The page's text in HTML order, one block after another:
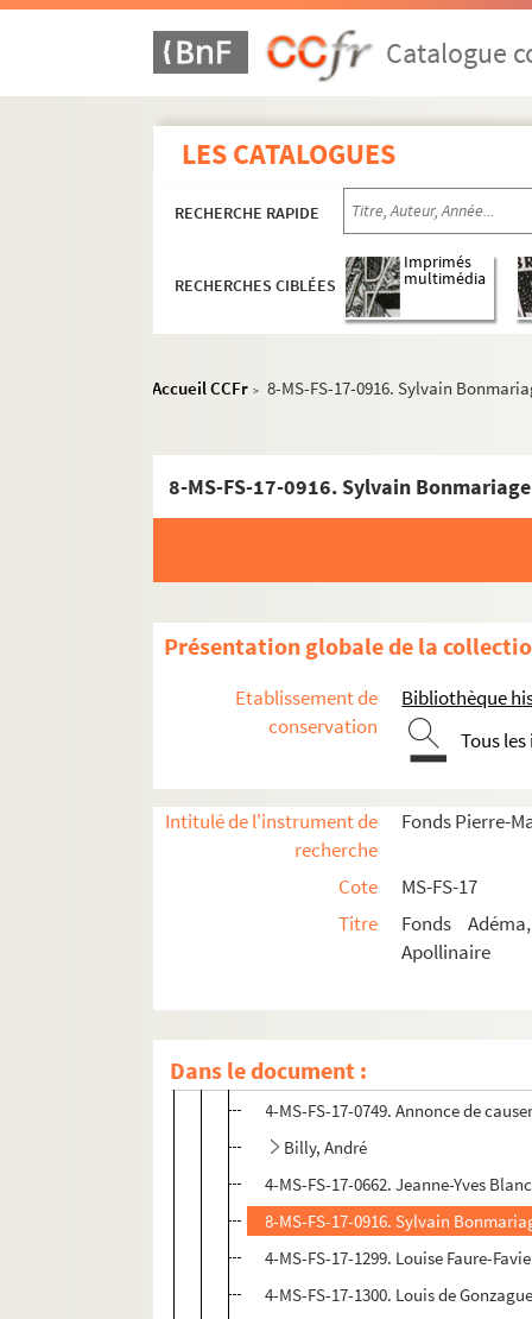
Catalogue
LES CATALOGUES
RECHERCHE RAPIDE
RECHERCHES CIBLÉES
Imprimés
multimédia
Accueil CCFr > 8-MS-FS-17-0916. Sylvain
Présentation globale de la
Etablissement de
conservation
Bibliothèque
Tous
Intitulé de l'instrument de
recherche
Fonds Pierre-
Cote
MS-FS-17
Titre
Fonds
Apollinaire
Dans le document :
Portraits
Etudes
Documents en vente
Célébration et rayonnement
4-MS-FS-17-1363. Amis de Guillaume
Anniversaires de sa mort
Centenaire de sa naissance (1980)
Conférences
Expositions
Hommages et souvenirs
4-MS-FS-17-0581. Aurel.
4-MS-FS-17-1295. Les réverbères.
4-MS-FS-17-0749. Annonce de
Billy, André
4-MS-FS-17-0662. Jeanne-Yves
8-MS-FS-17-0916. Sylvain
4-MS-FS-17-1299. Louise Faure-
4-MS-FS-17-1300. Louis de